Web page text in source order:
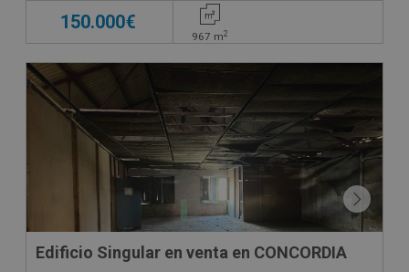
150.000€
967 m2
Edificio Singular en venta en CONCORDIA